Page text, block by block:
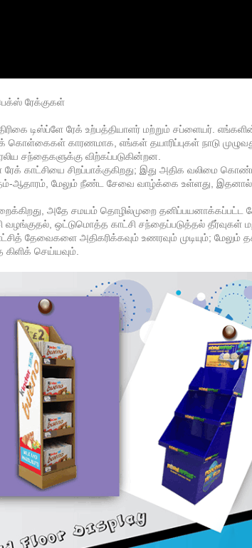
ரேக்குகள்
டிஸ்ப்ளே ரேக் உற்பத்தியாளர் மற்றும் சப்ளையர்.
கொள்கைகள் காரணமாக, எங்கள் தயாரிப்புகள் நாடு
சந்தைகளுக்கு விற்கப்படுகின்றன.
காட்சியை சிறப்பாக்குகிறது; இது அதிக வலிமை
ஆதாரம், மேலும் நீண்ட சேவை வாழ்க்கை உள்ளது,
அதே சமயம் தொழில்முறை
வழங்குதல், ஒட்டுமொத்த காட்சி சந்தைப்படுத்தல் தீர்வுகள்
தேவைகளை அதிகரிக்கவும் உணரவும் முடியும்; மேலும்
செய்யவும்.